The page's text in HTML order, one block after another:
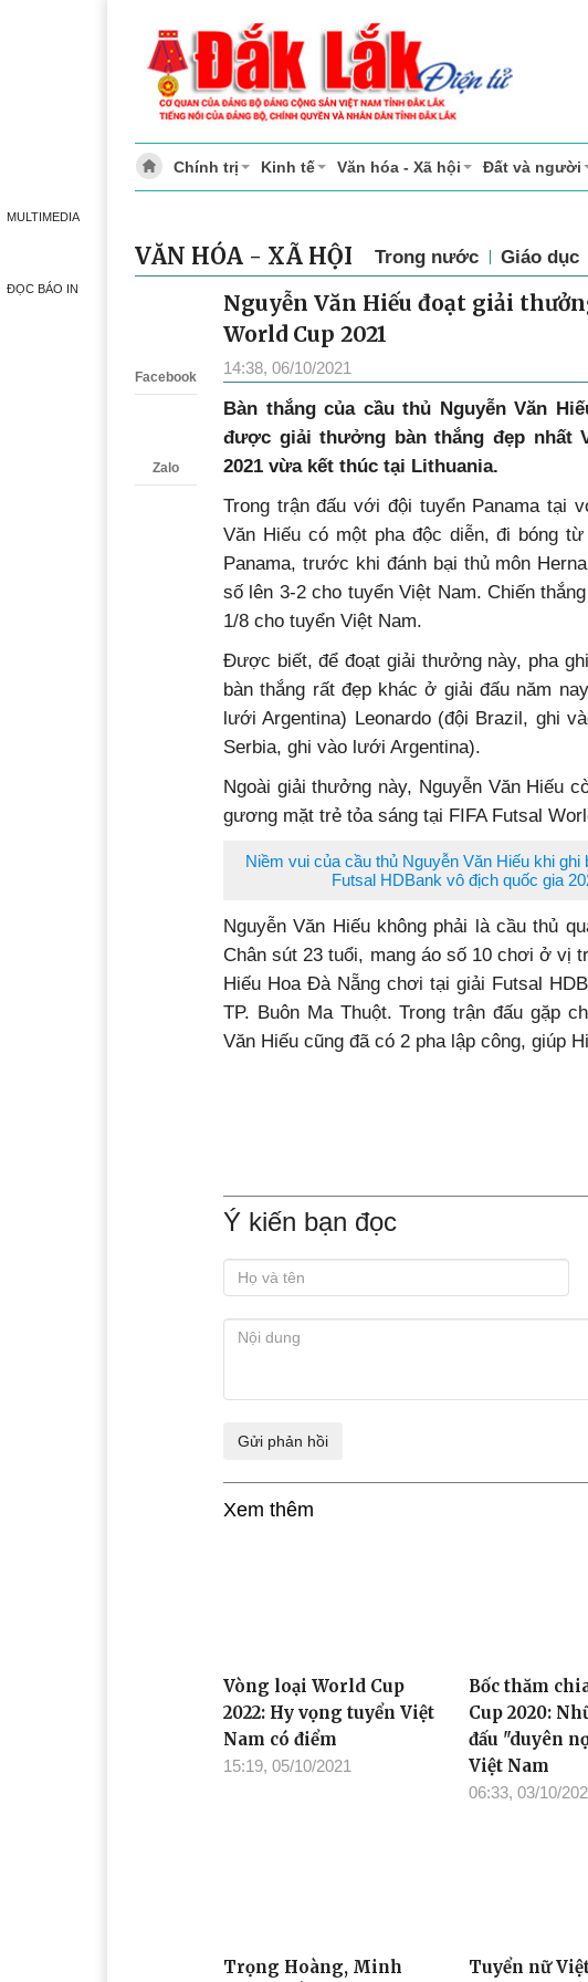
MULTIMEDIA
ĐỌC BÁO IN
Chính trị Kinh tế Văn hóa - Xã hội Đất và người
VĂN HÓA - XÃ HỘI Trong nước Giáo dục
Facebook
Zalo
Nguyễn Văn Hiếu đoạt giải
World Cup 2021
14:38, 06/10/2021
Bàn thắng của cầu thủ Nguyễn Văn
được giải thưởng bàn thắng đẹp nhất
2021 vừa kết thúc tại Lithuania.
Trong trận đấu với đội tuyển Panama tại
Văn Hiếu có một pha độc diễn, đi bóng
Panama, trước khi đánh bại thủ môn
số lên 3-2 cho tuyển Việt Nam. Chiến
1/8 cho tuyển Việt Nam.
Được biết, để đoạt giải thưởng này, pha
bàn thắng rất đẹp khác ở giải đấu năm
lưới Argentina) Leonardo (đội Brazil, ghi
Serbia, ghi vào lưới Argentina).
Ngoài giải thưởng này, Nguyễn Văn Hiếu
gương mặt trẻ tỏa sáng tại FIFA Futsal
Niềm vui của cầu thủ Nguyễn Văn Hiếu khi
Futsal HDBank vô địch quốc gia
Nguyễn Văn Hiếu không phải là cầu thủ
Chân sút 23 tuổi, mang áo số 10 chơi ở vị
Hiếu Hoa Đà Nẵng chơi tại giải Futsal
TP. Buôn Ma Thuột. Trong trận đấu gặp
Văn Hiếu cũng đã có 2 pha lập công, giúp
Ý kiến bạn đọc
Xem thêm
Vòng loại World Cup
2022: Hy vọng tuyển Việt
Nam có điểm
15:19, 05/10/2021
Bốc thăm
Cup 2020:
đấu "duyên
Việt Nam
06:33, 03/10/
Trọng Hoàng, Minh Tuyển nữ